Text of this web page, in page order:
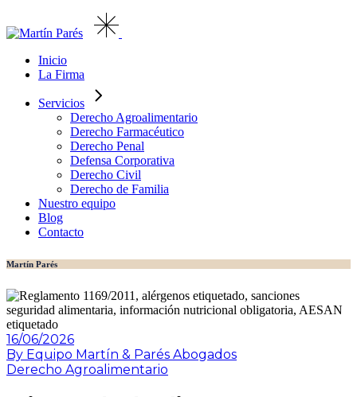
Inicio
La Firma
Servicios
Derecho Agroalimentario
Derecho Farmacéutico
Derecho Penal
Defensa Corporativa
Derecho Civil
Derecho de Familia
Nuestro equipo
Blog
Contacto
Martín Parés
16/06/2026
By Equipo Martín & Parés Abogados
Derecho Agroalimentario